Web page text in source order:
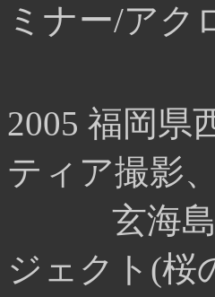
ミナー/アク
2005 福岡
ティア撮影
玄海島避
ジェクト(桜